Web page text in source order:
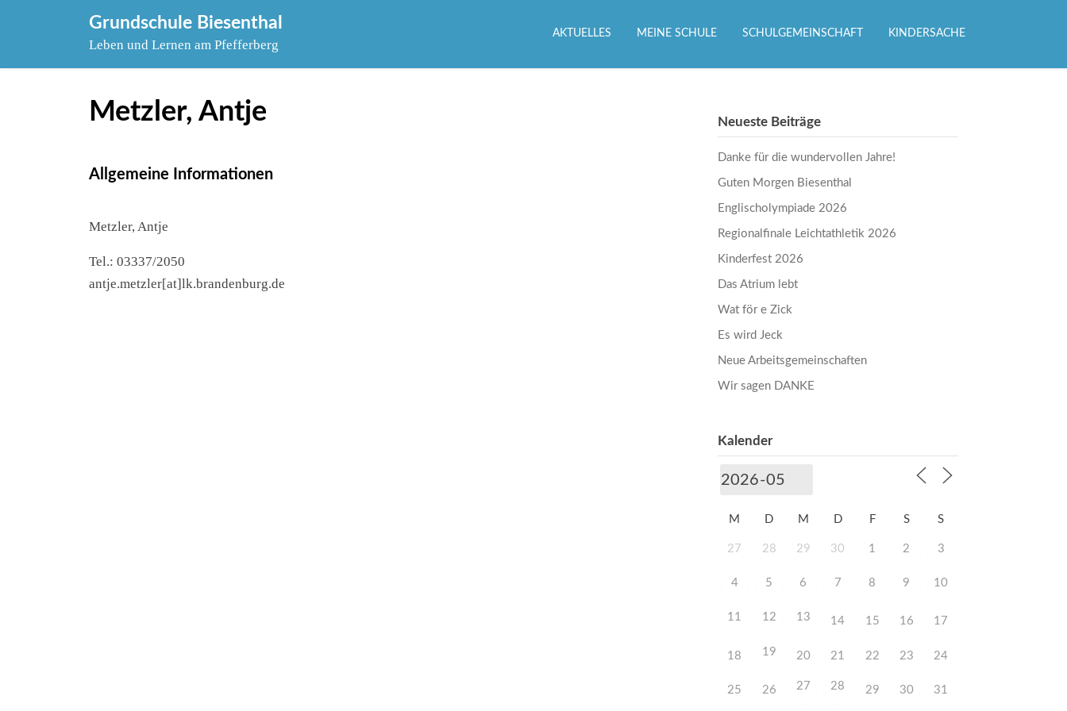
Grundschule Biesenthal
Leben und Lernen am Pfefferberg
AKTUELLES MEINE SCHULE SCHULGEMEINSCHAFT KINDERSACHE
Metzler, Antje
Allgemeine Informationen
Metzler, Antje
Tel.: 03337/2050
antje.metzler[at]lk.brandenburg.de
Neueste Beiträge
Danke für die wundervollen Jahre!
Guten Morgen Biesenthal
Englischolympiade 2026
Regionalfinale Leichtathletik 2026
Kinderfest 2026
Das Atrium lebt
Wat för e Zick
Es wird Jeck
Neue Arbeitsgemeinschaften
Wir sagen DANKE
Kalender
M D M D F S S
27 28 29 30 1 2 3
4 5 6 7 8 9 10
11 12 13 14 15 16 17
18 19 20 21 22 23 24
25 26 27 28 29 30 31